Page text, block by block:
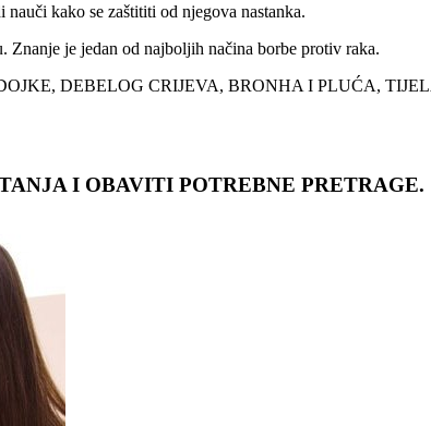
kako se zaštititi od njegova nastanka.
Znanje je jedan od najboljih načina borbe protiv raka.
DEBELOG CRIJEVA, BRONHA I PLUĆA,
I OBAVITI POTREBNE PRETRAGE.